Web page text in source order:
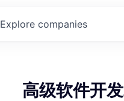
Explore companies
高级软件开